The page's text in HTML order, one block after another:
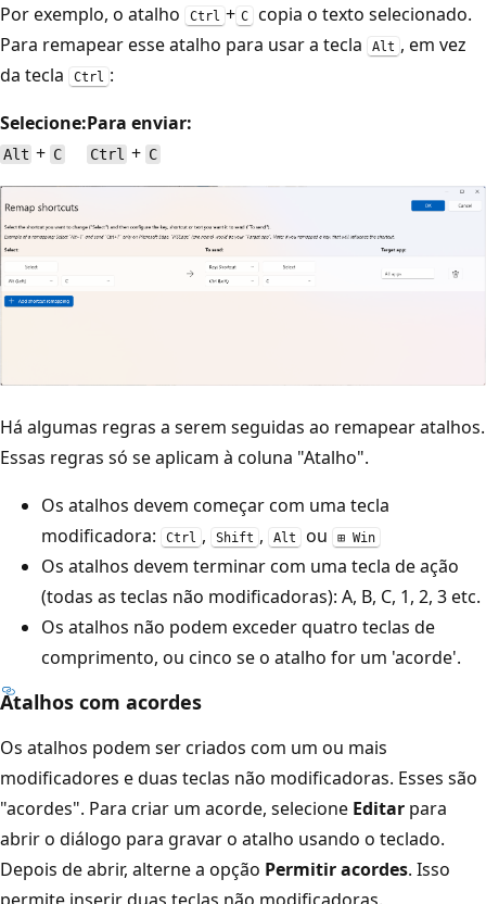
Por exemplo, o atalho
Ctrl + C
copia o texto selecionado.
Para remapear esse atalho para usar a tecla
Alt , em vez
da tecla
Ctrl :
Selecione:Para enviar:
Alt + C Ctrl + C
Há algumas regras a serem seguidas ao remapear atalhos.
Essas regras só se aplicam à coluna "Atalho".
Os atalhos devem começar com uma tecla
modificadora:
Ctrl , Shift , Alt ou ⊞ Win
Os atalhos devem terminar com uma tecla de ação
(todas as teclas não modificadoras): A, B, C, 1, 2, 3 etc.
Os atalhos não podem exceder quatro teclas de
comprimento, ou cinco se o atalho for um 'acorde'.
Atalhos com acordes
Os atalhos podem ser criados com um ou mais
modificadores e duas teclas não modificadoras. Esses são
"acordes". Para criar um acorde, selecione Editar para
abrir o diálogo para gravar o atalho usando o teclado.
Depois de abrir, alterne a opção Permitir acordes. Isso